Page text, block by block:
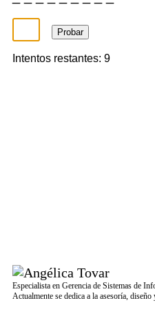
Probar
Intentos restantes: 9
Especialista en Gerencia de Sistemas de
Actualmente se dedica a la asesoría,